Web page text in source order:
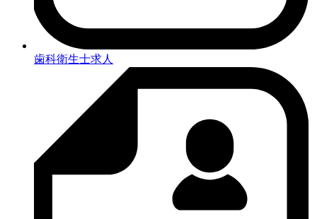
歯科衛生士求人